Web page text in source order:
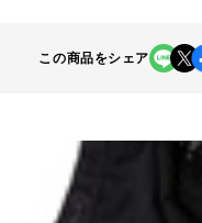
この商品をシェア